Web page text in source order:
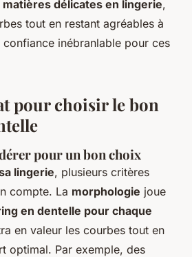
matières délicates en lingerie,
tout en restant agréables à
inébranlable pour ces
pour choisir le bon
pour un bon choix
lingerie, plusieurs critères
compte. La morphologie joue
en dentelle pour chaque
en valeur les courbes tout en
optimal. Par exemple, des